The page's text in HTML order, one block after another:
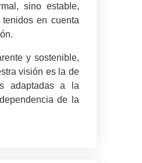
sino estable,
en cuenta
y sostenible,
visión es la de
adaptadas a la
de la